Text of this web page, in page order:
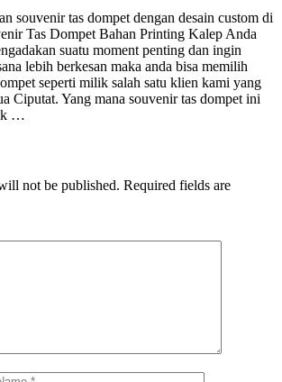
souvenir tas dompet dengan desain custom di
Tas Dompet Bahan Printing Kalep Anda
suatu moment penting dan ingin
lebih berkesan maka anda bisa memilih
seperti milik salah satu klien kami yang
Ciputat. Yang mana souvenir tas dompet ini
…
not be published. Required fields are